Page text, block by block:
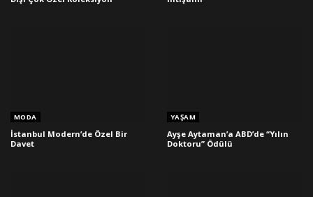
MODA
İstanbul Modern’de Özel Bir
Davet
YAŞAM
Ayşe Aytaman’a ABD’de “Yılın
Doktoru” Ödülü